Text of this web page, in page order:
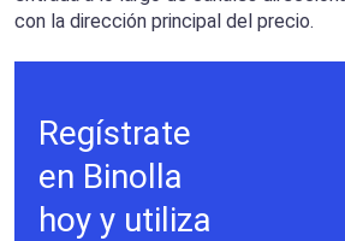
con la dirección principal del precio.
Regístrate
en Binolla
hoy y utiliza